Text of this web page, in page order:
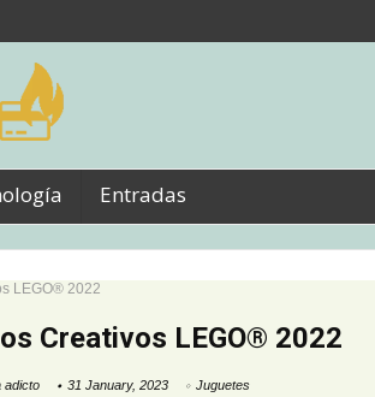
Entradas
LEGO® 2022
Creativos LEGO® 2022
adicto 31 January, 2023 Juguetes